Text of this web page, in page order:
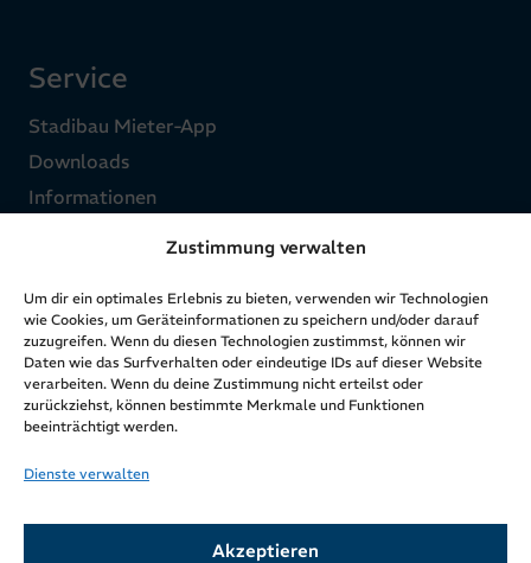
Zustimmung verwalten
Um dir ein optimales Erlebnis zu bieten, verwenden wir Technologien
wie Cookies, um Geräteinformationen zu speichern und/oder darauf
zuzugreifen. Wenn du diesen Technologien zustimmst, können wir
Daten wie das Surfverhalten oder eindeutige IDs auf dieser Website
verarbeiten. Wenn du deine Zustimmung nicht erteilst oder
zurückziehst, können bestimmte Merkmale und Funktionen
beeinträchtigt werden.
Dienste verwalten
Akzeptieren
Service
Stadibau Mieter-App
Downloads
Informationen
Über uns
Struktur
Ziele & Werte
Zahlen & Fakten